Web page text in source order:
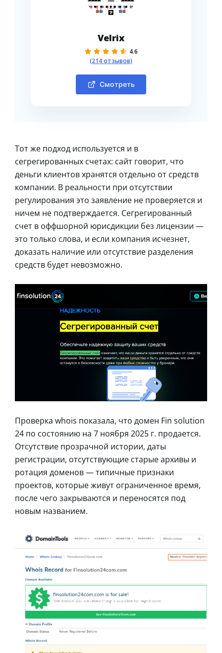
Velrix
4.6
(214 отзывов)
Смотреть
Тот же подход используется и в
сегрегированных счетах: сайт говорит, что
деньги клиентов хранятся отдельно от средств
компании. В реальности при отсутствии
регулирования это заявление не проверяется и
ничем не подтверждается. Сегрегированный
счет в оффшорной юрисдикции без лицензии —
это только слова, и если компания исчезнет,
доказать наличие или отсутствие разделения
средств будет невозможно.
Проверка whois показала, что домен Fin solution
24 по состоянию на 7 ноября 2025 г. продается.
Отсутствие прозрачной истории, даты
регистрации, отсутствующие старые архивы и
ротация доменов — типичные признаки
проектов, которые живут ограниченное время,
после чего закрываются и переносятся под
новым названием.